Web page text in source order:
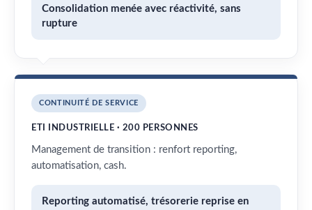
Consolidation menée avec réactivité, sans
rupture
CONTINUITÉ DE SERVICE
ETI INDUSTRIELLE · 200 PERSONNES
Management de transition : renfort reporting,
automatisation, cash.
Reporting automatisé, trésorerie reprise en